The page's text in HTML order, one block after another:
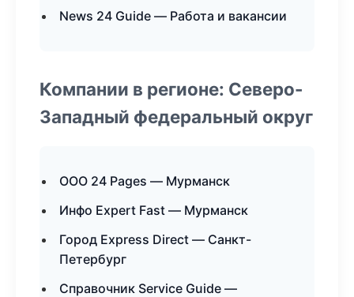
News 24 Guide — Работа и вакансии
Компании в регионе: Северо-
Западный федеральный округ
ООО 24 Pages — Мурманск
Инфо Expert Fast — Мурманск
Город Express Direct — Санкт-
Петербург
Справочник Service Guide —